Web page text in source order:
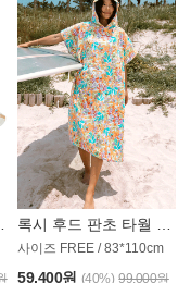
사이즈 FREE / 83*110cm
59,400원 (40%) 99,000원